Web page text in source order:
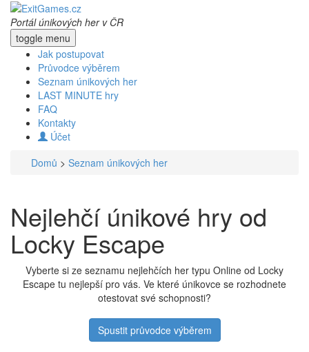
Portál únikových her v ČR
toggle menu
Jak postupovat
Průvodce výběrem
Seznam únikových her
LAST MINUTE hry
FAQ
Kontakty
Účet
Domů > Seznam únikových her
Nejlehčí únikové hry od
Locky Escape
Vyberte si ze seznamu nejlehčích her typu Online od Locky
Escape tu nejlepší pro vás. Ve které únikovce se rozhodnete
otestovat své schopnosti?
Spustit průvodce výběrem